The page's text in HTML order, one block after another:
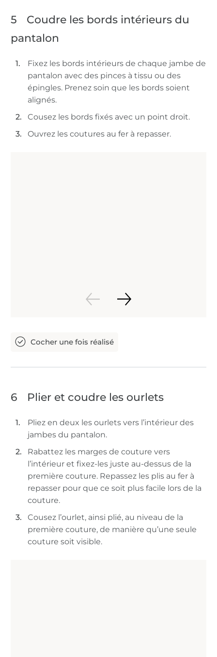
5
Coudre les bords intérieurs du
pantalon
Fixez les bords intérieurs de chaque jambe de
pantalon avec des pinces à tissu ou des
épingles. Prenez soin que les bords soient
alignés.
Cousez les bords fixés avec un point droit.
Ouvrez les coutures au fer à repasser.
6 Plier et coudre les ourlets
Pliez en deux les ourlets vers l’intérieur des
jambes du pantalon.
Rabattez les marges de couture vers
l’intérieur et fixez-les juste au-dessus de la
première couture. Repassez les plis au fer à
repasser pour que ce soit plus facile lors de la
couture.
Cousez l’ourlet, ainsi plié, au niveau de la
première couture, de manière qu’une seule
couture soit visible.